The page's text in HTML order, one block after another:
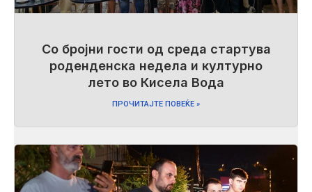
Со бројни гости од среда стартува
роденденска недела и културно
лето во Кисела Вода
ПРОЧИТАЈТЕ ПОВЕЌЕ »